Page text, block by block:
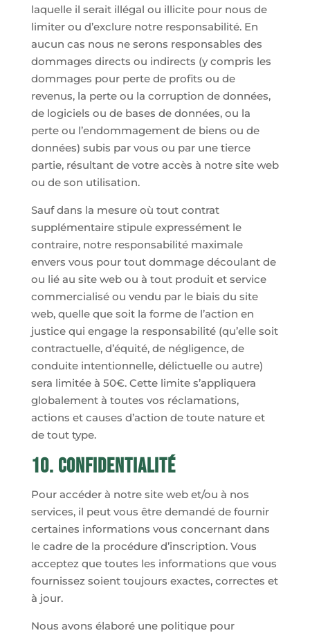
laquelle il serait illégal ou illicite pour nous de
limiter ou d’exclure notre responsabilité. En
aucun cas nous ne serons responsables des
dommages directs ou indirects (y compris les
dommages pour perte de profits ou de
revenus, la perte ou la corruption de données,
de logiciels ou de bases de données, ou la
perte ou l’endommagement de biens ou de
données) subis par vous ou par une tierce
partie, résultant de votre accès à notre site web
ou de son utilisation.
Sauf dans la mesure où tout contrat
supplémentaire stipule expressément le
contraire, notre responsabilité maximale
envers vous pour tout dommage découlant de
ou lié au site web ou à tout produit et service
commercialisé ou vendu par le biais du site
web, quelle que soit la forme de l’action en
justice qui engage la responsabilité (qu’elle soit
contractuelle, d’équité, de négligence, de
conduite intentionnelle, délictuelle ou autre)
sera limitée à 50€. Cette limite s’appliquera
globalement à toutes vos réclamations,
actions et causes d’action de toute nature et
de tout type.
10. Confidentialité
Pour accéder à notre site web et/ou à nos
services, il peut vous être demandé de fournir
certaines informations vous concernant dans
le cadre de la procédure d’inscription. Vous
acceptez que toutes les informations que vous
fournissez soient toujours exactes, correctes et
à jour.
Nous avons élaboré une politique pour